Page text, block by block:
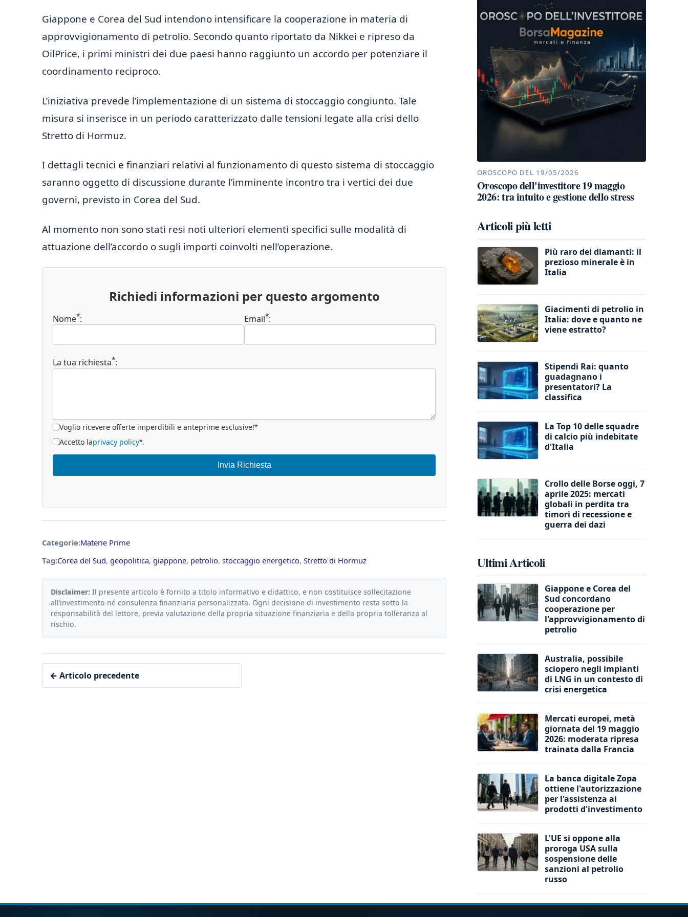
Giappone e Corea del Sud intendono intensificare la cooperazione in materia di
approvvigionamento di petrolio. Secondo quanto riportato da Nikkei e ripreso da
OilPrice, i primi ministri dei due paesi hanno raggiunto un accordo per potenziare il
coordinamento reciproco.
L’iniziativa prevede l’implementazione di un sistema di stoccaggio congiunto. Tale
misura si inserisce in un periodo caratterizzato dalle tensioni legate alla crisi dello
Stretto di Hormuz.
I dettagli tecnici e finanziari relativi al funzionamento di questo sistema di stoccaggio
saranno oggetto di discussione durante l’imminente incontro tra i vertici dei due
governi, previsto in Corea del Sud.
Al momento non sono stati resi noti ulteriori elementi specifici sulle modalità di
attuazione dell’accordo o sugli importi coinvolti nell’operazione.
Richiedi informazioni per questo argomento
Nome*: Email*:
La tua richiesta*:
Voglio ricevere offerte imperdibili e anteprime esclusive!*
Accetto laprivacy policy*.
Invia Richiesta
Categorie:Materie Prime
Tag:Corea del Sud, geopolitica, giappone, petrolio, stoccaggio energetico, Stretto di Hormuz
Disclaimer: Il presente articolo è fornito a titolo informativo e didattico, e non costituisce sollecitazione
all’investimento né consulenza finanziaria personalizzata. Ogni decisione di investimento resta sotto la
responsabilità del lettore, previa valutazione della propria situazione finanziaria e della propria tolleranza al
rischio.
← Articolo precedente
OROSCOPO DEL 19/05/2026
Oroscopo dell'investitore 19 maggio
2026: tra intuito e gestione dello stress
Articoli più letti
Più raro dei diamanti: il
prezioso minerale è in
Italia
Giacimenti di petrolio in
Italia: dove e quanto ne
viene estratto?
Stipendi Rai: quanto
guadagnano i
presentatori? La
classifica
La Top 10 delle squadre
di calcio più indebitate
d'Italia
Crollo delle Borse oggi, 7
aprile 2025: mercati
globali in perdita tra
timori di recessione e
guerra dei dazi
Ultimi Articoli
Giappone e Corea del
Sud concordano
cooperazione per
l'approvvigionamento di
petrolio
Australia, possibile
sciopero negli impianti
di LNG in un contesto di
crisi energetica
Mercati europei, metà
giornata del 19 maggio
2026: moderata ripresa
trainata dalla Francia
La banca digitale Zopa
ottiene l'autorizzazione
per l'assistenza ai
prodotti d'investimento
L'UE si oppone alla
proroga USA sulla
sospensione delle
sanzioni al petrolio
russo